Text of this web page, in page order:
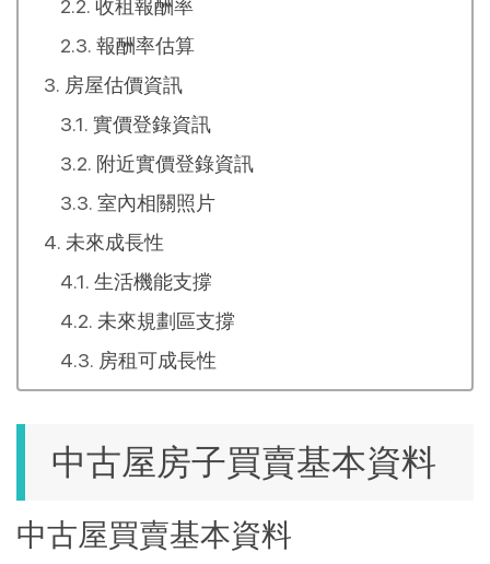
收租報酬率
報酬率估算
房屋估價資訊
實價登錄資訊
附近實價登錄資訊
室內相關照片
未來成長性
生活機能支撐
未來規劃區支撐
房租可成長性
中古屋房子買賣基本資料
中古屋買賣基本資料